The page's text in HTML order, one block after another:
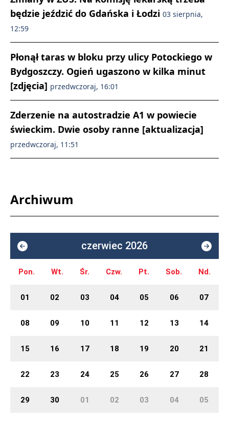
będzie jeździć do Gdańska i Łodzi 03 sierpnia,
12:59
Płonął taras w bloku przy ulicy Potockiego w
Bydgoszczy. Ogień ugaszono w kilka minut
[zdjęcia] przedwczoraj, 16:01
Zderzenie na autostradzie A1 w powiecie
świeckim. Dwie osoby ranne [aktualizacja]
przedwczoraj, 11:51
Archiwum
czerwiec 2026
Pon. Wt. Śr. Czw. Pt. Sob. Nd.
01 02 03 04 05 06 07
08 09 10 11 12 13 14
15 16 17 18 19 20 21
22 23 24 25 26 27 28
29 30 01 02 03 04 05